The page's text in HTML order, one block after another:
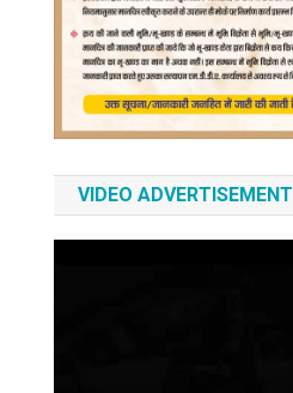
VIDEO ADVERTISEMENT